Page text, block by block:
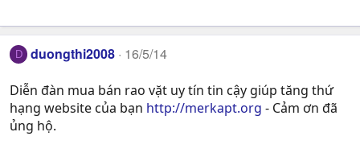
D duongthi2008 16/5/14
Diễn đàn mua bán rao vặt uy tín tin cậy giúp tăng thứ
hạng website của bạn http://merkapt.org - Cảm ơn đã
ủng hộ.